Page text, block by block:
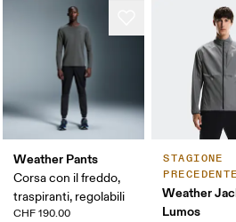
Weather Pants
Corsa con il freddo,
traspiranti, regolabili
CHF 190.00
STAGIONE
Weather
Lumos